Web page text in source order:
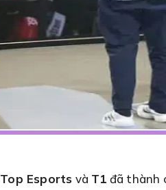
Top Esports và T1 đã thành